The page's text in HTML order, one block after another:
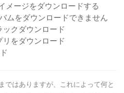
メージをダウンロードする
ムをダウンロードできません
クダウンロード
をダウンロード
ではありますが、これによって何と